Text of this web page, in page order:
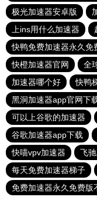
极光加速器安卓版
上ins用什么加速器
快鸭免费加速器永久免
快橙加速器官网
全
加速器哪个好
快鸭
黑洞加速器app官网下
可以上谷歌的加速器
谷歌加速器app下载
快喵vpv加速器
飞
每天免费加速器梯子
免费加速器永久免费版